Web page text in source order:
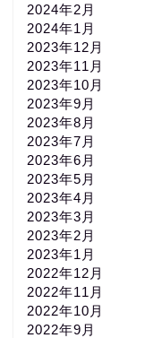
2024年2月
2024年1月
2023年12月
2023年11月
2023年10月
2023年9月
2023年8月
2023年7月
2023年6月
2023年5月
2023年4月
2023年3月
2023年2月
2023年1月
2022年12月
2022年11月
2022年10月
2022年9月